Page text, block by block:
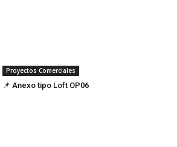
Proyectos Comerciales
📌 Anexo tipo Loft OP06